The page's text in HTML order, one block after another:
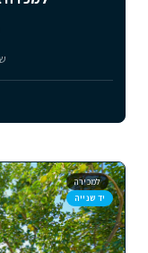
למכירה
יד שנייה